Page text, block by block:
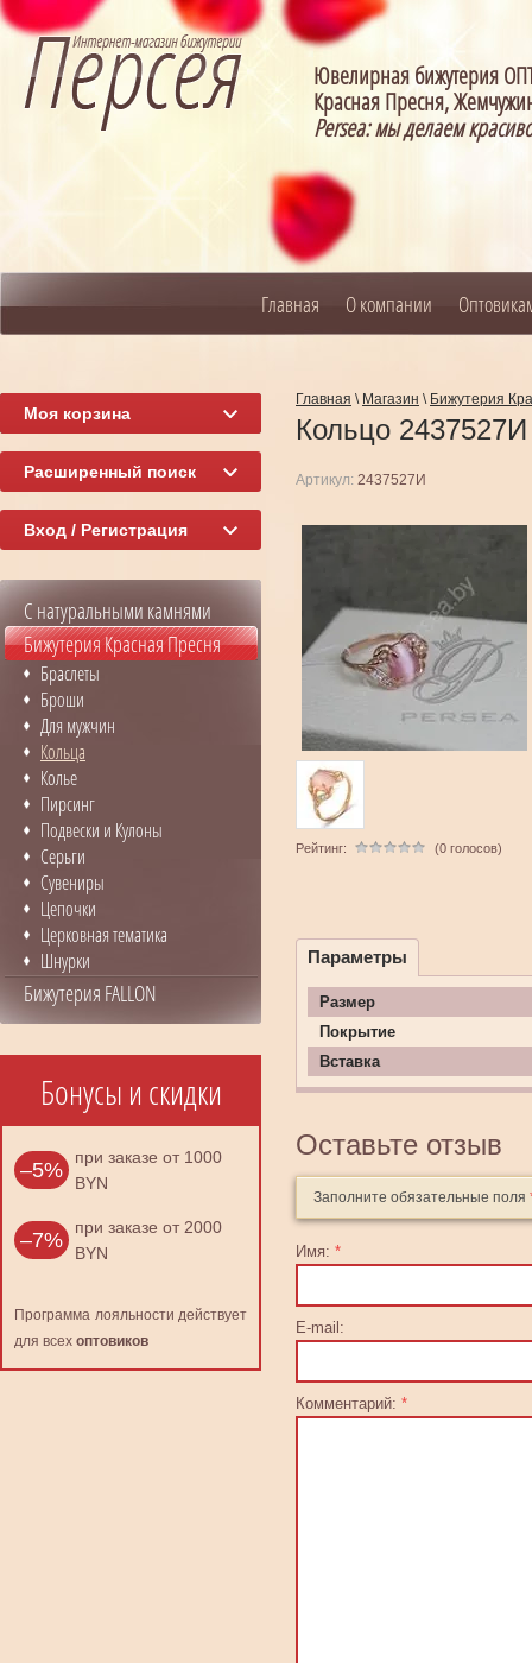
Ювелирная бижутерия
Красная Пресня,
Persea: мы делаем
Главная О компании
Главная \ Магазин \ Бижутерия
Кольцо 2437527И
Артикул: 2437527И
Рейтинг: (0 голосов)
Параметры
Размер
Покрытие
Вставка
Оставьте отзыв
Заполните обязательные поля
Имя: *
E-mail:
Комментарий: *
Моя корзина
Расширенный поиск
Вход / Регистрация
С натуральными камнями
Бижутерия Красная Пресня
Браслеты
Броши
Для мужчин
Кольца
Колье
Пирсинг
Подвески и Кулоны
Серьги
Сувениры
Цепочки
Церковная тематика
Шнурки
Бижутерия FALLON
Бонусы и скидки
–5%
при заказе от 1000
BYN
–7%
при заказе от 2000
BYN
Программа лояльности действует
для всех оптовиков